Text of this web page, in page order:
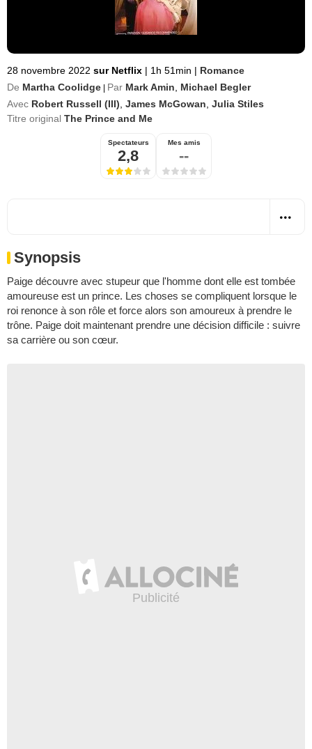
28 novembre 2022 sur Netflix | 1h 51min | Romance
De Martha Coolidge Par Mark Amin
Michael Begler
Avec Robert Russell (III) James McGowan Julia Stiles
Titre original The Prince and Me
Spectateurs
2,8
Mes amis
--
Synopsis
Paige découvre avec stupeur que l'homme dont elle est tombée
amoureuse est un prince. Les choses se compliquent lorsque le
roi renonce à son rôle et force alors son amoureux à prendre le
trône. Paige doit maintenant prendre une décision difficile : suivre
sa carrière ou son cœur.